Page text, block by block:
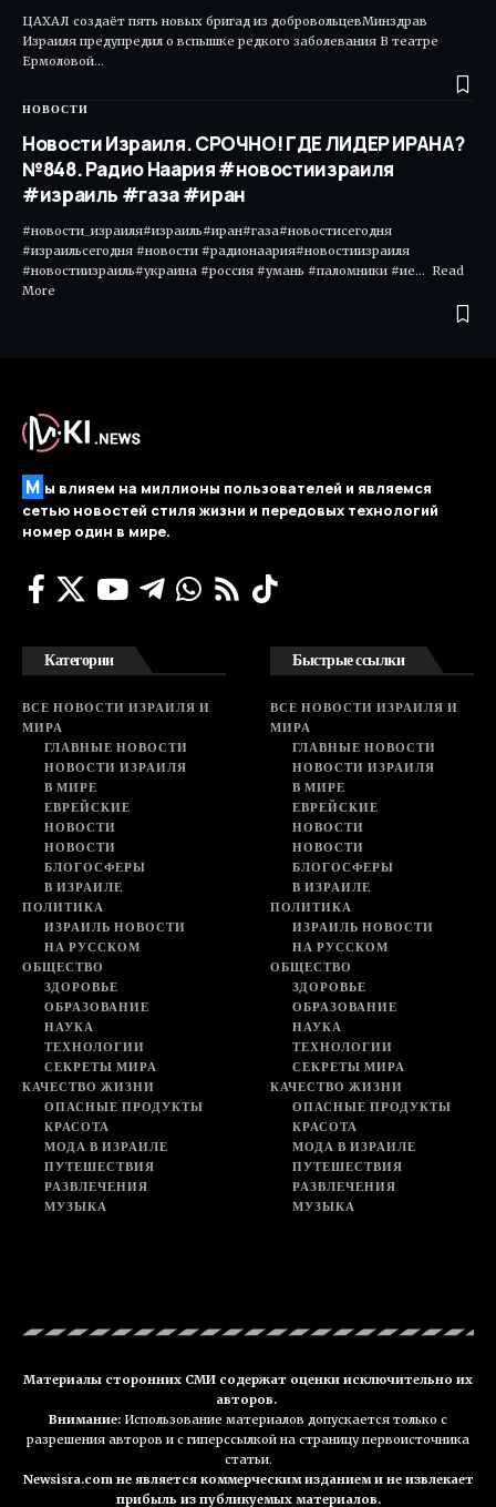
ЦАХАЛ создаёт пять новых бригад из добровольцевМинздрав
Израиля предупредил о вспышке редкого заболевания В театре
Ермоловой…
НОВОСТИ
Новости Израиля. СРОЧНО! ГДЕ ЛИДЕР ИРАНА?
№848. Радио Наария #новостиизраиля
#израиль #газа #иран
#новости_израиля#израиль#иран#газа#новостисегодня
#израильсегодня #новости #радионаария#новостиизраиля
#новостиизраиль#украина #россия #умань #паломники #ие... Read
More ​
М ы влияем на миллионы пользователей и являемся
сетью новостей стиля жизни и передовых технологий
номер один в мире.
Категории
ВСЕ НОВОСТИ ИЗРАИЛЯ И
МИРА
ГЛАВНЫЕ НОВОСТИ
НОВОСТИ ИЗРАИЛЯ
В МИРЕ
ЕВРЕЙСКИЕ
НОВОСТИ
НОВОСТИ
БЛОГОСФЕРЫ
В ИЗРАИЛЕ
ПОЛИТИКА
ИЗРАИЛЬ НОВОСТИ
НА РУССКОМ
ОБЩЕСТВО
ЗДОРОВЬЕ
ОБРАЗОВАНИЕ
НАУКА
ТЕХНОЛОГИИ
СЕКРЕТЫ МИРА
КАЧЕСТВО ЖИЗНИ
ОПАСНЫЕ ПРОДУКТЫ
КРАСОТА
МОДА В ИЗРАИЛЕ
ПУТЕШЕСТВИЯ
РАЗВЛЕЧЕНИЯ
МУЗЫКА
Быстрые ссылки
ВСЕ НОВОСТИ ИЗРАИЛЯ И
МИРА
ГЛАВНЫЕ НОВОСТИ
НОВОСТИ ИЗРАИЛЯ
В МИРЕ
ЕВРЕЙСКИЕ
НОВОСТИ
НОВОСТИ
БЛОГОСФЕРЫ
В ИЗРАИЛЕ
ПОЛИТИКА
ИЗРАИЛЬ НОВОСТИ
НА РУССКОМ
ОБЩЕСТВО
ЗДОРОВЬЕ
ОБРАЗОВАНИЕ
НАУКА
ТЕХНОЛОГИИ
СЕКРЕТЫ МИРА
КАЧЕСТВО ЖИЗНИ
ОПАСНЫЕ ПРОДУКТЫ
КРАСОТА
МОДА В ИЗРАИЛЕ
ПУТЕШЕСТВИЯ
РАЗВЛЕЧЕНИЯ
МУЗЫКА
Материалы сторонних СМИ содержат оценки исключительно их
авторов.
Внимание: Использование материалов допускается только с
разрешения авторов и с гиперссылкой на страницу первоисточника
статьи.
Newsisra.com не является коммерческим изданием и не извлекает
прибыль из публикуемых материалов.